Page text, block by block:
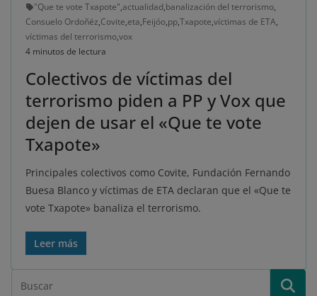
"Que te vote Txapote",actualidad,banalización del terrorismo,
Consuelo Ordoñéz,Covite,eta,Feijóo,pp,Txapote,víctimas de ETA,
víctimas del terrorismo,vox
4 minutos de lectura
Colectivos de víctimas del
terrorismo piden a PP y Vox que
dejen de usar el «Que te vote
Txapote»
Principales colectivos como Covite, Fundación Fernando
Buesa Blanco y víctimas de ETA declaran que el «Que te
vote Txapote» banaliza el terrorismo.
Leer más